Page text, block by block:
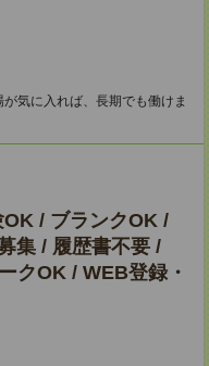
に入れば、長期でも働けま
/ ブランクOK /
集 / 履歴書不要 /
クOK / WEB登録・